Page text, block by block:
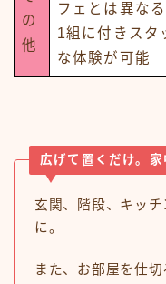
の
他
フェとは異な
1組に付きスタ
な体験が可能
広げて置くだけ。
玄関、階段、キッ
に。
また、お部屋を仕